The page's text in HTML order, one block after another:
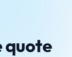
quote